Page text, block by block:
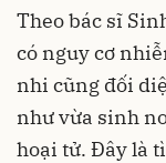
Theo bác sĩ
có nguy cơ
nhi cũng đối
như vừa sinh
hoại tử. Đây là